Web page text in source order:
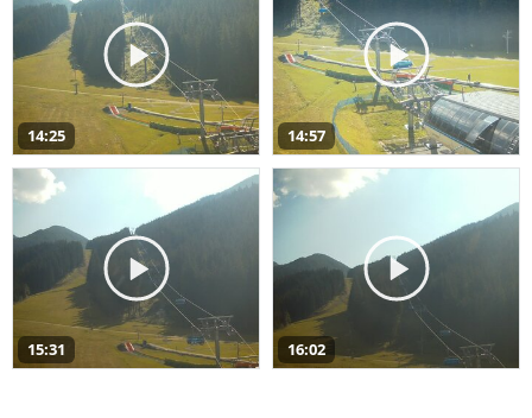
14:25 14:57
15:31 16:02